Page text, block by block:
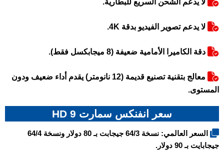
لا يدعم تصوير الفيديو بدقة 4K.
دقة الكاميرا الأمامية ضعيفة (8 ميجابكسل فقط).
معالج بتقنية تصنيع قديمة (12 نانومتر) يقدم أداء ضعيف ودون
المستوى.
سعر انفنكس سمارت 9 HD
السعر العالمي: نسخة 64/3 جيجابت بـ 80 دولار ونسخة 64/4
جيجابايت بـ 90 دولار.